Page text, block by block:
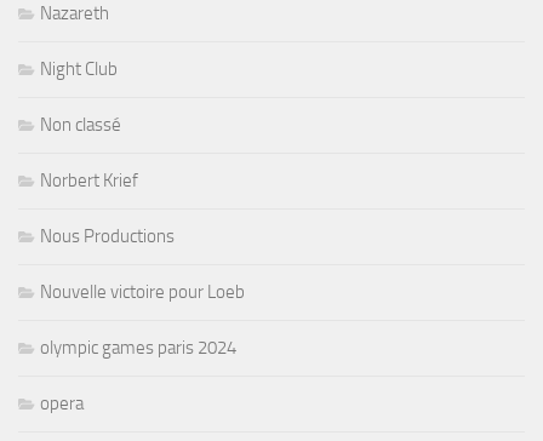
Nazareth
Night Club
Non classé
Norbert Krief
Nous Productions
Nouvelle victoire pour Loeb
olympic games paris 2024
opera